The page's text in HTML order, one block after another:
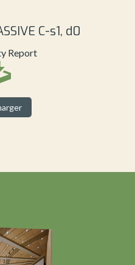
C-s1, d0
Report